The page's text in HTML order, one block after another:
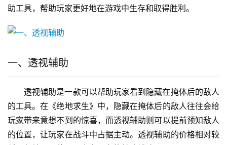
助工具，帮助玩家更好地在游戏中生存和取得胜利。
一、透视辅助
透视辅助是一款可以帮助玩家看到隐藏在掩体后的敌人
的工具。在《绝地求生》中，隐藏在掩体后的敌人往往会给
玩家带来意想不到的惊喜，而透视辅助则可以提前预知敌人
的位置，让玩家在战斗中占据主动。透视辅助的价格相对较